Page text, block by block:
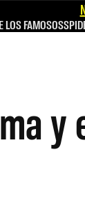
LOS FAMOSOS
y